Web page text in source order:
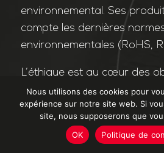
environnemental. Ses
compte les dernières
environnementales (RoHS,
L’éthique est au cœur des
l’entreprise et de ses
sont conduites dans le strict
différentes lois applicables
de la lutte contre la
Nous utilisons des cookies pour
expérience sur notre site web. Si
site, nous supposerons que
OK
Politique de